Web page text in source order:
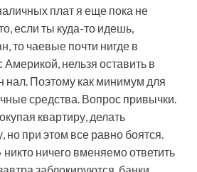
плат я еще пока не
если ты куда-то идешь,
то чаевые почти нигде в
нельзя оставить в
нал. Поэтому как минимум для
средства. Вопрос привычки.
квартиру, делать
но при этом все равно боятся.
ничего вменяемо ответить
заблокируются, банки